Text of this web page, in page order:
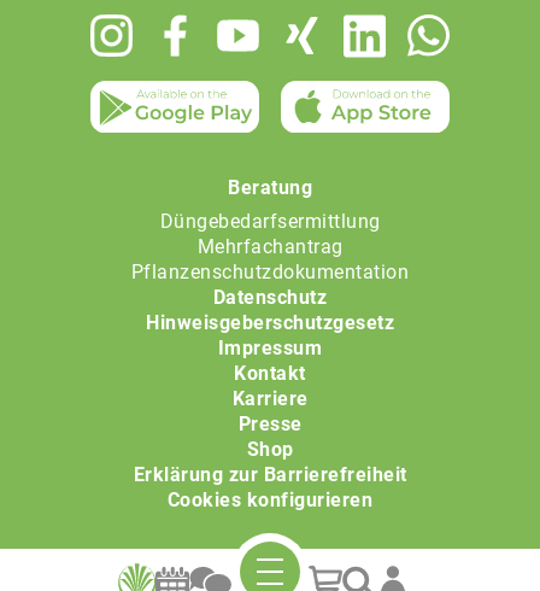
Beratung
Düngebedarfsermittlung
Mehrfachantrag
Pflanzenschutzdokumentation
Datenschutz
Hinweisgeberschutzgesetz
Impressum
Kontakt
Karriere
Presse
Shop
Erklärung zur Barrierefreiheit
Cookies konfigurieren